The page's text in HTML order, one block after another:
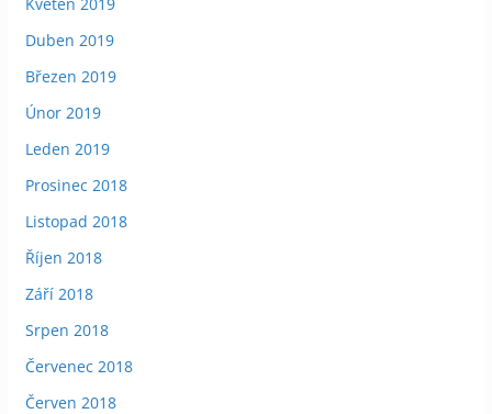
Duben 2019
Březen 2019
Únor 2019
Leden 2019
Prosinec 2018
Listopad 2018
Říjen 2018
Září 2018
Srpen 2018
Červenec 2018
Červen 2018